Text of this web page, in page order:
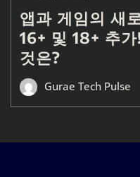
앱과 게임의 새
16+ 및 18+ 추
것은?
Gurae Tech Pulse